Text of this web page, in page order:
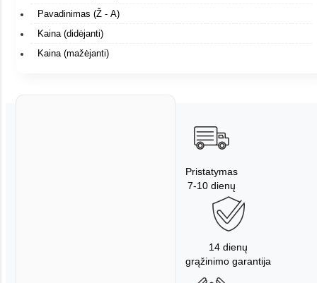
Pavadinimas (Ž - A)
Kaina (didėjanti)
Kaina (mažėjanti)
Pristatymas
7-10 dienų
14 dienų
grąžinimo garantija